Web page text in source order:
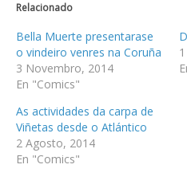
Relacionado
Bella Muerte presentarase
o vindeiro venres na Coruña
3 Novembro, 2014
En "Comics"
As actividades da carpa de
Viñetas desde o Atlántico
2 Agosto, 2014
En "Comics"